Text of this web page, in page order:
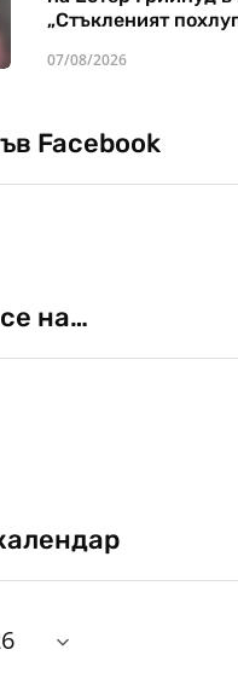
„Стъкленият
07/08/2026
Facebook
на…